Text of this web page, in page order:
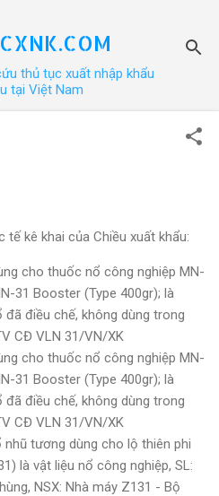
thủ tục xuất nhập khẩu
tại Việt Nam
kê khai của Chiều xuất khẩu:
cho thuốc nổ công nghiệp MN-
31 Booster (Type 400gr); là
điều chế, không dùng trong
CĐ VLN 31/VN/XK
cho thuốc nổ công nghiệp MN-
31 Booster (Type 400gr); là
điều chế, không dùng trong
CĐ VLN 31/VN/XK
tương dùng cho lộ thiên phi
là vật liệu nổ công nghiệp, SL:
NSX: Nhà máy Z131 - Bộ